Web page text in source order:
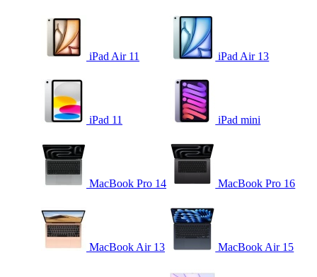
iPad Air 11 iPad Air 13
iPad 11 iPad mini
MacBook Pro 14 MacBook Pro 16
MacBook Air 13 MacBook Air 15